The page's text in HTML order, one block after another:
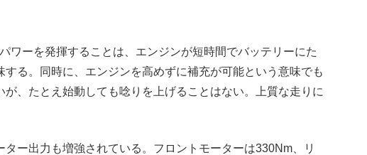
ワーを発揮することは、エンジンが短時間でバッテリーにた
る。同時に、エンジンを高めずに補充が可能という意味でも
、たとえ始動しても唸りを上げることはない。上質な走りに
ー出力も増強されている。フロントモーターは330Nm、リ